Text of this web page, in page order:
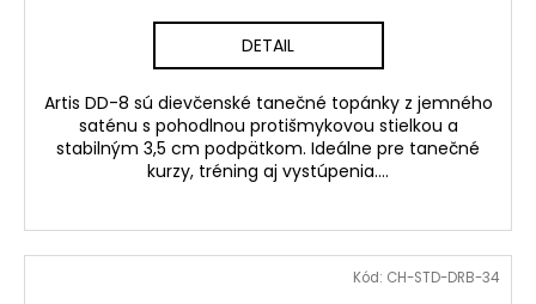
DETAIL
Artis DD-8 sú dievčenské tanečné topánky z jemného
saténu s pohodlnou protišmykovou stielkou a
stabilným 3,5 cm podpätkom. Ideálne pre tanečné
kurzy, tréning aj vystúpenia....
Kód: CH-STD-DRB-34